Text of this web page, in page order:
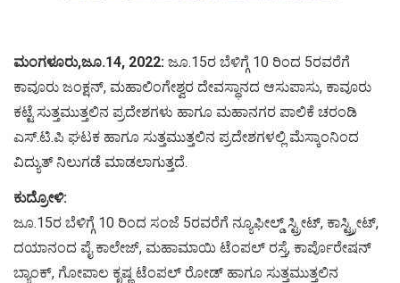
ಮಂಗಳೂರು,ಜೂ.14, 2022: ಜೂ.15ರ ಬೆಳಿಗ್ಗೆ 10 ರಿಂದ 5ರವರೆಗೆ
ಕಾವೂರು ಜಂಕ್ಷನ್, ಮಹಾಲಿಂಗೇಶ್ವರ ದೇವಸ್ಥಾನದ ಆಸುಪಾಸು, ಕಾವೂರು
ಕಟ್ಟೆ ಸುತ್ತಮುತ್ತಲಿನ ಪ್ರದೇಶಗಳು ಹಾಗೂ ಮಹಾನಗರ ಪಾಲಿಕೆ ಚರಂಡಿ
ಎಸ್.ಟಿ.ಪಿ ಘಟಕ ಹಾಗೂ ಸುತ್ತಮುತ್ತಲಿನ ಪ್ರದೇಶಗಳಲ್ಲಿ ಮೆಸ್ಕಾಂನಿಂದ
ವಿದ್ಯುತ್ ನಿಲುಗಡೆ ಮಾಡಲಾಗುತ್ತದೆ.
ಕುದ್ರೋಳಿ:
ಜೂ.15ರ ಬೆಳಿಗ್ಗೆ 10 ರಿಂದ ಸಂಜೆ 5ರವರೆಗೆ ನ್ಯೂಫೀಲ್ಡ್ ಸ್ಟ್ರೀಟ್, ಕಾಸ್ಟ್ರ್ರೀಟ್,
ದಯಾನಂದ ಪೈ ಕಾಲೇಜ್, ಮಹಾಮಾಯಿ ಟೆಂಪಲ್ ರಸ್ತೆ, ಕಾರ್ಪೊರೇಷನ್
ಬ್ಯಾಂಕ್, ಗೋಪಾಲ ಕೃಷ್ಣ ಟೆಂಪಲ್ ರೋಡ್ ಹಾಗೂ ಸುತ್ತಮುತ್ತಲಿನ